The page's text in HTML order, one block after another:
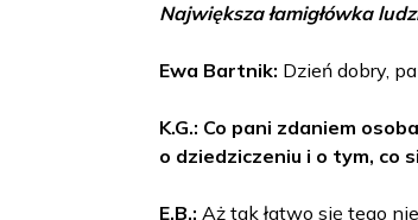
Największa łamigłówka
Ewa Bartnik: Dzień dobry,
K.G.: Co pani zdaniem
o dziedziczeniu i o tym, co
E.B.: Aż tak łatwo się tego